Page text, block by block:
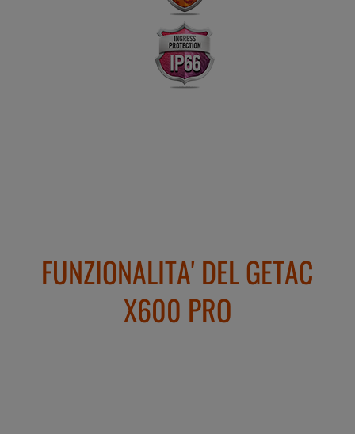
FUNZIONALITA' DEL GETAC
X600 PRO